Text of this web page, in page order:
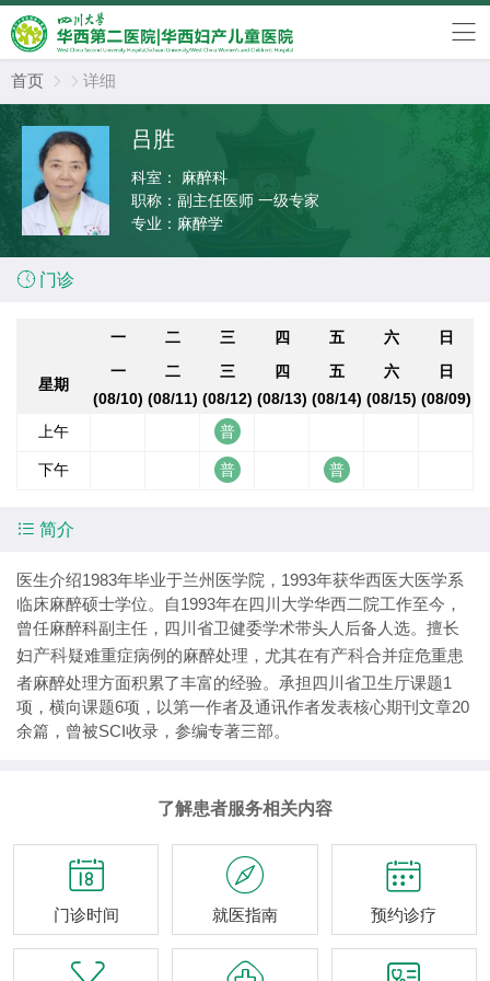
首页   详细
吕胜
科室：
麻醉科
职称： 副主任医师 一级专家
专业： 麻醉学
 门诊
一 二 三 四 五 六 日
星期
一
(08/10)
二
(08/11)
三
(08/12)
四
(08/13)
五
(08/14)
六
(08/15)
日
(08/09)
上午
下午
 简介
医生介绍1983年毕业于兰州医学院，1993年获华西医大医学系
临床麻醉硕士学位。自1993年在四川大学华西二院工作至今，
曾任麻醉科副主任，四川省卫健委学术带头人后备人选。擅长
妇产科疑难重症病例的麻醉处理，尤其在有产科合并症危重患
者麻醉处理方面积累了丰富的经验。承担四川省卫生厅课题1
项，横向课题6项，以第一作者及通讯作者发表核心期刊文章20
余篇，曾被SCI收录，参编专著三部。
了解患者服务相关内容

门诊时间

就医指南

预约诊疗